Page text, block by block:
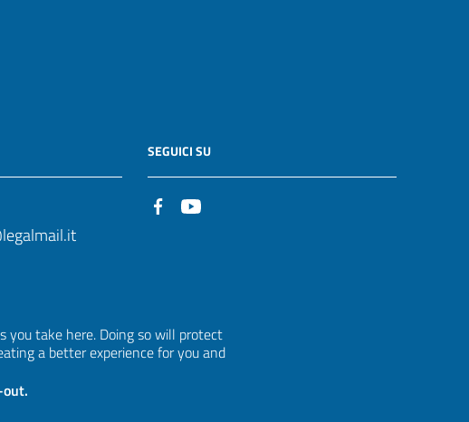
you take here. Doing so will protect
a better experience for you and
SEGUICI SU